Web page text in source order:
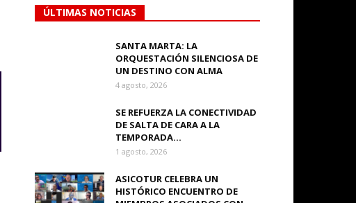
ÚLTIMAS NOTICIAS
SANTA MARTA: LA
ORQUESTACIÓN SILENCIOSA DE
UN DESTINO CON ALMA
4 agosto, 2026
SE REFUERZA LA CONECTIVIDAD
DE SALTA DE CARA A LA
TEMPORADA...
1 agosto, 2026
ASICOTUR CELEBRA UN
HISTÓRICO ENCUENTRO DE